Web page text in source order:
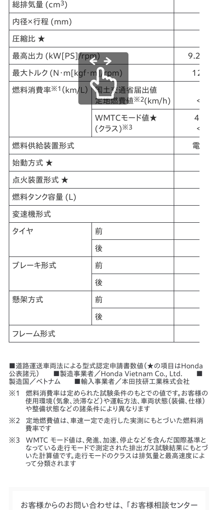
総排気量 (cm3)
内径×行程 (mm)
圧縮比 ★
最高出力 (kW[PS]/rpm)
最大トルク (N･m[kgf･m]/rpm)
燃料消費率※1 （km/L）
国土交通省届出値
定地燃費値※2(km/h)
＜2名
WMTCモード値★
(クラス)※3
48.8（
＜1名
燃料供給装置形式 電子式
始動方式 ★
点火装置形式 ★
燃料タンク容量 (L)
変速機形式
タイヤ 前
後
ブレーキ形式 前
後
懸架方式 前
後
フレーム形式
■道路運送車両法による型式認定申請書数値（★の項目はHonda
公表諸元） ■製造事業者／Honda Vietnam Co., Ltd. ■
製造国／ベトナム ■輸入事業者／本田技研工業株式会社
燃料消費率は定められた試験条件のもとでの値です。お客様の
使用環境（気象、渋滞など）や運転方法、車両状態（装備、仕様）
や整備状態などの諸条件により異なります
定地燃費値は、車速一定で走行した実測にもとづいた燃料消
費率です
WMTC モード値は、発進、加速、停止などを含んだ国際基準と
なっている走行モードで測定された排出ガス試験結果にもとづ
いた計算値です。走行モードのクラスは排気量と最高速度によ
って分類されます
お客様からのお問い合わせは、 「お客様相談センター